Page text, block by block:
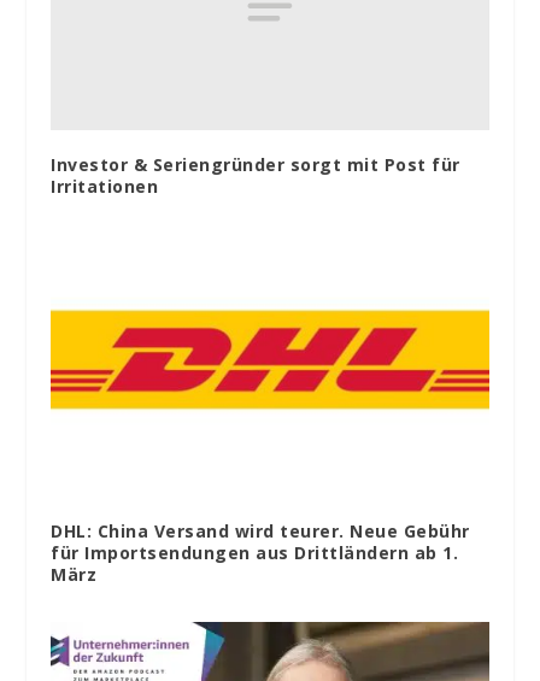
Investor & Seriengründer sorgt mit Post für
Irritationen
DHL: China Versand wird teurer. Neue Gebühr
für Importsendungen aus Drittländern ab 1.
März